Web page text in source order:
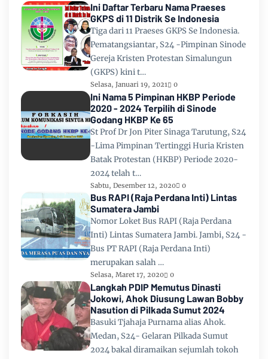
Ini Daftar Terbaru Nama Praeses
GKPS di 11 Distrik Se Indonesia
Tiga dari 11 Praeses GKPS Se Indonesia.
Pematangsiantar, S24 -Pimpinan Sinode
Gereja Kristen Protestan Simalungun
(GKPS) kini t…
Selasa, Januari 19, 2021 0
Ini Nama 5 Pimpinan HKBP Periode
2020 - 2024 Terpilih di Sinode
Godang HKBP Ke 65
St Prof Dr Jon Piter Sinaga Tarutung, S24
-Lima Pimpinan Tertinggi Huria Kristen
Batak Protestan (HKBP) Periode 2020-
2024 telah t…
Sabtu, Desember 12, 2020 0
Bus RAPI (Raja Perdana Inti) Lintas
Sumatera Jambi
Nomor Loket Bus RAPI (Raja Perdana
Inti) Lintas Sumatera Jambi. Jambi, S24 -
Bus PT RAPI (Raja Perdana Inti)
merupakan salah …
Selasa, Maret 17, 2020 0
Langkah PDIP Memutus Dinasti
Jokowi, Ahok Diusung Lawan Bobby
Nasution di Pilkada Sumut 2024
Basuki Tjahaja Purnama alias Ahok.
Medan, S24- Gelaran Pilkada Sumut
2024 bakal diramaikan sejumlah tokoh